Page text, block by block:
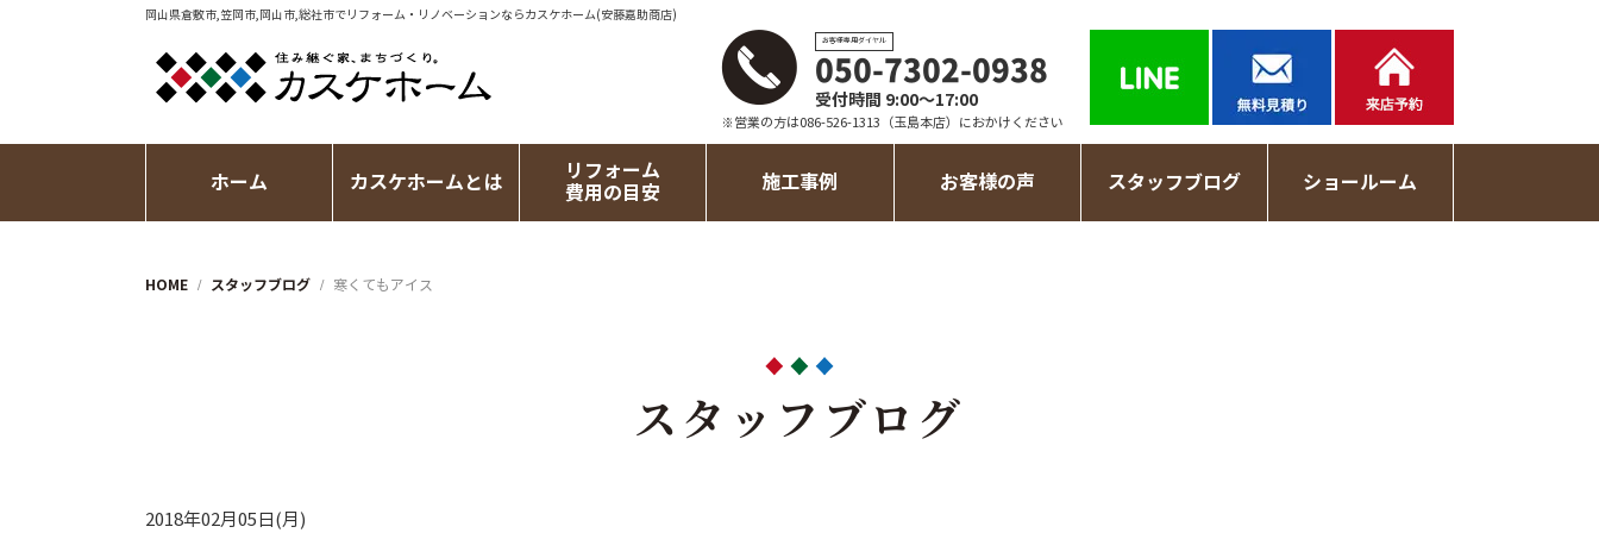
岡山県倉敷市,笠岡市,岡山市,総社市でリフォーム・リノベーションならカスケホーム(安藤嘉助商店)
お客様専用ダイヤル
050-7302-0938
受付時間 9:00～17:00
※営業の方は086-526-1313（玉島本店）におかけください
ホーム カスケホームとは
リフォーム
費用の目安
施工事例 お客様の声 スタッフブログ ショールーム
HOME スタッフブログ 寒くてもアイス
スタッフブログ
2018年02月05日(月)